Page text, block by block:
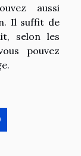
aussi
Il suffit de
selon les
pouvez